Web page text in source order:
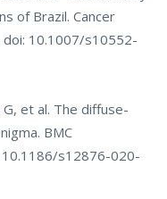
of Brazil. Cancer
doi: 10.1007/s10552-
et al. The diffuse-
BMC
s12876-020-